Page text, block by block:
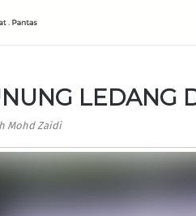
LEDANG
Mohd Zaidi